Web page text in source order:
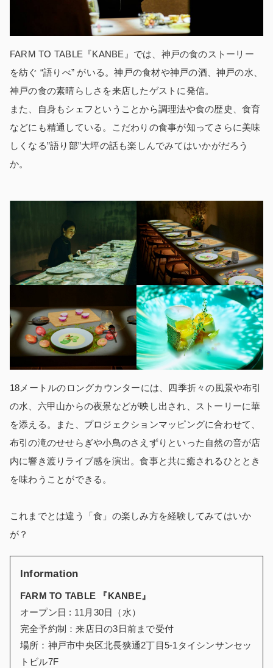
FARM TO TABLE『KANBE』では、神戸の食のストーリー
を紡ぐ “語りべ” がいる。神戸の食材や神戸の酒、神戸の水、
神戸の食の素晴らしさを来店したゲストに発信。
また、自身もシェフということから調理法や食の歴史、食育
などにも精通している。こだわりの食事が知ってさらに美味
しくなる”語り部”大坪の話も楽しんでみてはいかがだろう
か。
18メートルのロングカウンターには、四季折々の風景や布引
の水、六甲山からの夜景などが映し出され、ストーリーに華
を添える。また、プロジェクションマッピングに合わせて、
布引の滝のせせらぎや小鳥のさえずりといった自然の音が店
内に響き渡りライブ感を演出。食事と共に癒されるひととき
を味わうことができる。
これまでとは違う「食」の楽しみ方を経験してみてはいか
が？
Information
FARM TO TABLE 『KANBE』
オープン日 : 11月30日（水）
完全予約制：来店日の3日前まで受付
場所：神戸市中央区北長狭通2丁目5-1タイシンサンセッ
トビル7F